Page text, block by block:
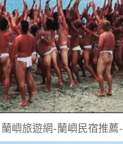
蘭嶼旅遊網-蘭嶼民宿推薦-